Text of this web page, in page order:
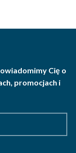
Cię o
promocjach i